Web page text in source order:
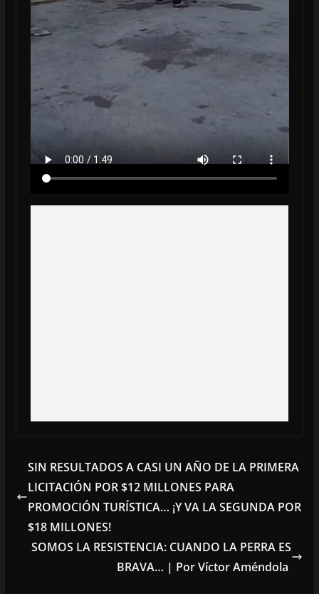
SIN RESULTADOS A CASI UN AÑO DE LA PRIMERA
LICITACIÓN POR $12 MILLONES PARA
PROMOCIÓN TURÍSTICA… ¡Y VA LA SEGUNDA POR
$18 MILLONES!
SOMOS LA RESISTENCIA: CUANDO LA PERRA ES
BRAVA… | Por Víctor Améndola